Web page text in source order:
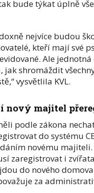
bude týkat úplně
nejvíce budou
kteří mají své
Ale jednotná
jak shromáždit
vysvětlila KVL.
nový majitel
podle zákona
do systému
novému majiteli.
zaregistrovat i
do nového
za